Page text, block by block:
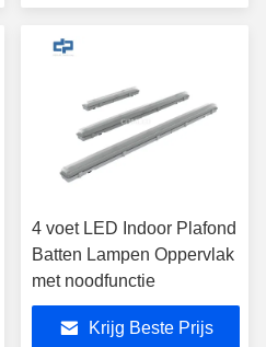
4 voet LED Indoor Plafond
Batten Lampen Oppervlak
met noodfunctie
Krijg Beste Prijs